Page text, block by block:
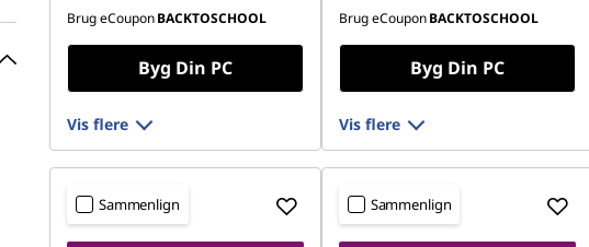
Brug eCouponBACKTOSCHOOL
Byg Din PC
Vis flere
Brug eCouponBACKTOSCHOOL
Byg Din PC
Vis flere
Sammenlign Sammenlign